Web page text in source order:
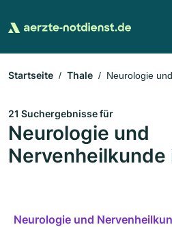
Startseite Thale Neurologie
21 Suchergebnisse für
Neurologie und
Nervenheilkunde
Neurologie und